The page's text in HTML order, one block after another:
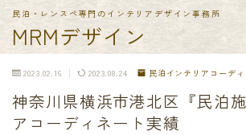
MRMデザイン
民泊・レンスペ専門のインテリアデザイン事務所
MENU
TOP
2023.02.16 2023.08.24 民泊インテリアコーデ
神奈川県横浜市港北区『民泊
アコーディネート実績